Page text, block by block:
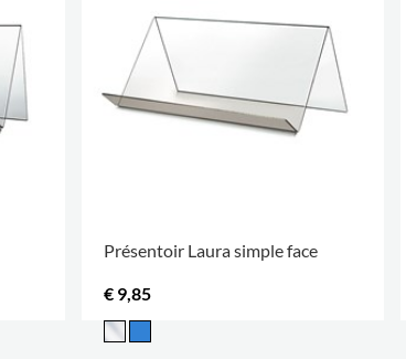
Présentoir Laura simple face
€ 9,85